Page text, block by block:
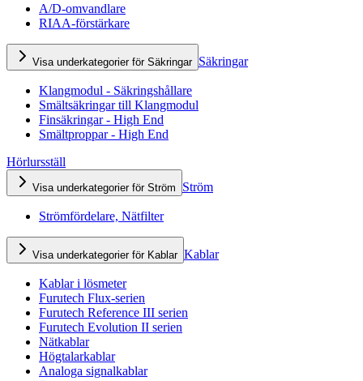
A/D-omvandlare
RIAA-förstärkare
Visa underkategorier för Säkringar Säkringar
Klangmodul - Säkringshållare
Smältsäkringar till Klangmodul
Finsäkringar - High End
Smältproppar - High End
Hörlursställ
Visa underkategorier för Ström Ström
Strömfördelare, Nätfilter
Visa underkategorier för Kablar Kablar
Kablar i lösmeter
Furutech Flux-serien
Furutech Reference III serien
Furutech Evolution II serien
Nätkablar
Högtalarkablar
Analoga signalkablar